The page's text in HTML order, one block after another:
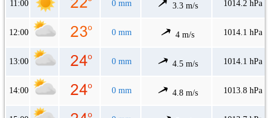
11:00 0 mm 3.3 m/s 1014.2 hPa
12:00 0 mm 4 m/s 1014.1 hPa
13:00 0 mm 4.5 m/s 1014.1 hPa
14:00 0 mm 4.8 m/s 1013.8 hPa